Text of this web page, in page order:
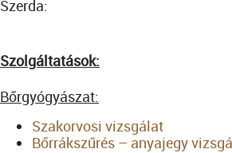
Szerda:
Szolgáltatások:
Bőrgyógyászat:
Szakorvosi vizsgálat
Bőrrákszűrés – anyajegy